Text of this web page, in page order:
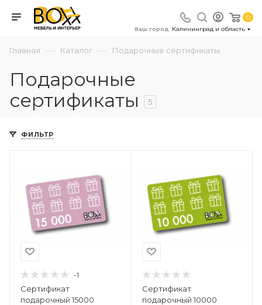
0
Ваш город Калининград и область
Главная — Каталог — Подарочные сертификаты
Подарочные
сертификаты
5
ФИЛЬТР
-1
Сертификат
подарочный 15000
Сертификат
подарочный 10000